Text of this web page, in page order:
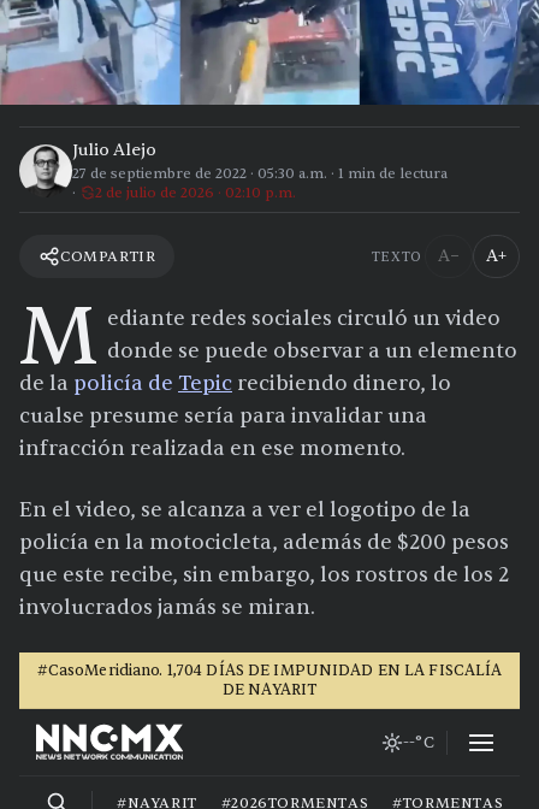
Julio Alejo
27 de septiembre de 2022 · 05:30 a.m. · 1 min de lectura
2 de julio de 2026 · 02:10 p.m.
COMPARTIR TEXTO A− A+
M ediante redes sociales circuló un video
donde se puede observar a un elemento
de la policía de Tepic recibiendo dinero, lo
cualse presume sería para invalidar una
infracción realizada en ese momento.
En el video, se alcanza a ver el logotipo de la
policía en la motocicleta, además de $200 pesos
que este recibe, sin embargo, los rostros de los 2
involucrados jamás se miran.